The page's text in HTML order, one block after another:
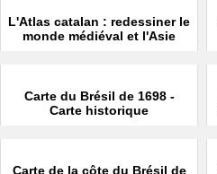
L'Atlas catalan : redessiner le
monde médiéval et l'Asie
Carte du Brésil de 1698 -
Carte historique
Carte de la côte du Brésil de